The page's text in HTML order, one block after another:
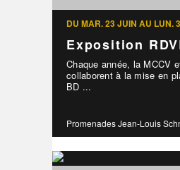
DU MAR. 23 JUIN AU LUN.
Exposition
Chaque année, la MCCV
collaborent à la mise en
BD ...
Promenades Jean-Louis